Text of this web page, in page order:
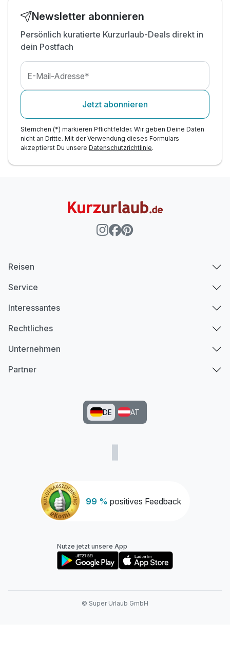
tägliche „RoLigio®-Tiefenentspannung“
Newsletter abonnieren
Persönlich kuratierte Kurzurlaub-Deals direkt in
dein Postfach
E-Mail-Adresse*
Jetzt abonnieren
Sternchen (*) markieren Pflichtfelder. Wir geben Deine Daten
nicht an Dritte. Mit der Verwendung dieses Formulars
akzeptierst Du unsere Datenschutzrichtlinie.
99 % positives Feedback
Reisen
Service
Interessantes
Rechtliches
Unternehmen
Partner
DE AT
Nutze jetzt unsere App
© Super Urlaub GmbH